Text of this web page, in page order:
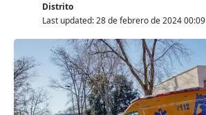
Last updated: 28 de febrero de 2024 00:09
Distrito